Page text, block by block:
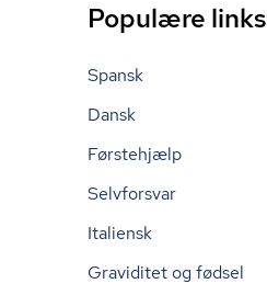
Populære links
Spansk
Dansk
Førstehjælp
Selvforsvar
Italiensk
Graviditet og fødsel